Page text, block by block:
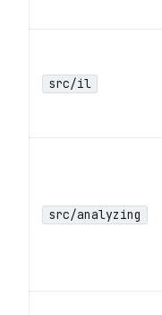
src/il
src/analyzing